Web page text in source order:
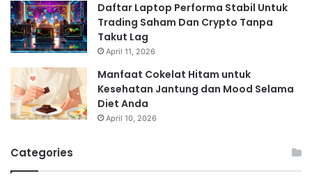
Daftar Laptop Performa Stabil Untuk
Trading Saham Dan Crypto Tanpa
Takut Lag
April 11, 2026
Manfaat Cokelat Hitam untuk
Kesehatan Jantung dan Mood Selama
Diet Anda
April 10, 2026
Categories